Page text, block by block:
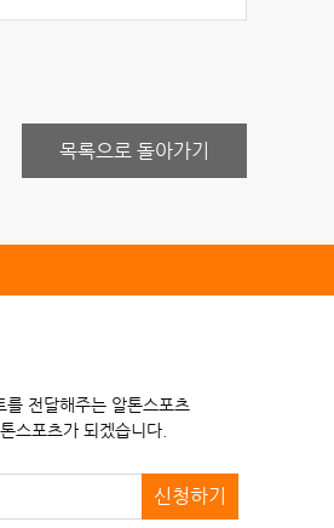
목록으로 돌아가기
전달해주는 알톤스포츠
스포츠가 되겠습니다.
신청하기